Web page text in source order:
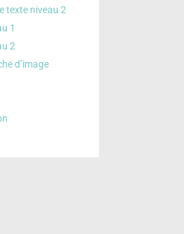
texte niveau 2
1
2
d’image